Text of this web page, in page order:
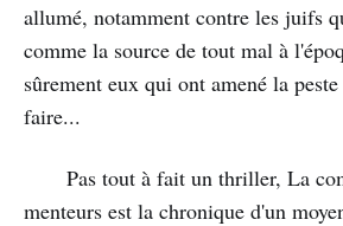
allumé, notamment contre les juifs
comme la source de tout mal à
sûrement eux qui ont amené la
faire...
Pas tout à fait un thriller, La
menteurs est la chronique d'un